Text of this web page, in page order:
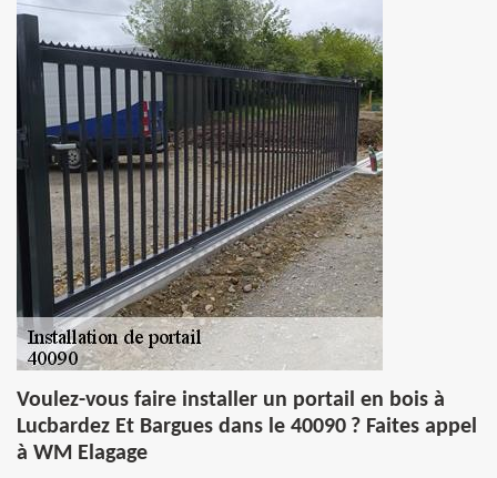
Voulez-vous faire installer un portail en bois à
Lucbardez Et Bargues dans le 40090 ? Faites appel
à WM Elagage